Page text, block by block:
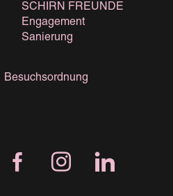
SCHIRN FREUNDE
Engagement
Sanierung
Besuchsordnung